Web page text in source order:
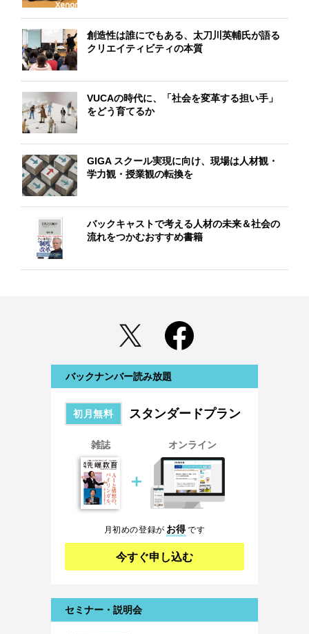
創造性は誰にでもある、太刀川英輔氏が語る
クリエイティビティの本質
VUCAの時代に、「社会を変革する担い手」
をどう育てるか
GIGA スクール実現に向け、現場は人材観・
学力観・授業観の転換を
バックキャストで考える人材の未来＆社会の
流れをつかむおすすめ書籍
バックナンバー読み放題
初月無料 スタンダードプラン
雑誌
＋
オンライン
月初めの登録が お得です
今すぐ申し込む
セミナー・説明会